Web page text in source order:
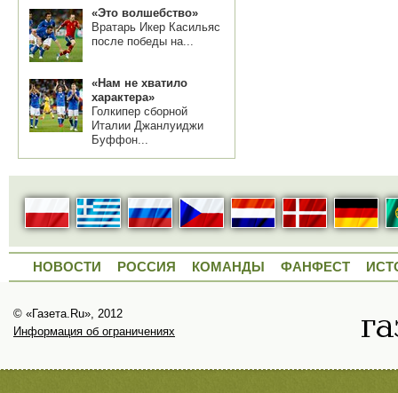
«Это волшебство»
Вратарь Икер Касильяс
после победы на...
«Нам не хватило
характера»
Голкипер сборной
Италии Джанлуиджи
Буффон...
НОВОСТИ РОССИЯ КОМАНДЫ ФАНФЕСТ
© «Газета.Ru», 2012
Информация об ограничениях